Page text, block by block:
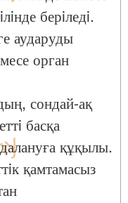
берiледi.
аударуды
орган
сондай-ақ
басқа
құқылы.
қамтамасыз